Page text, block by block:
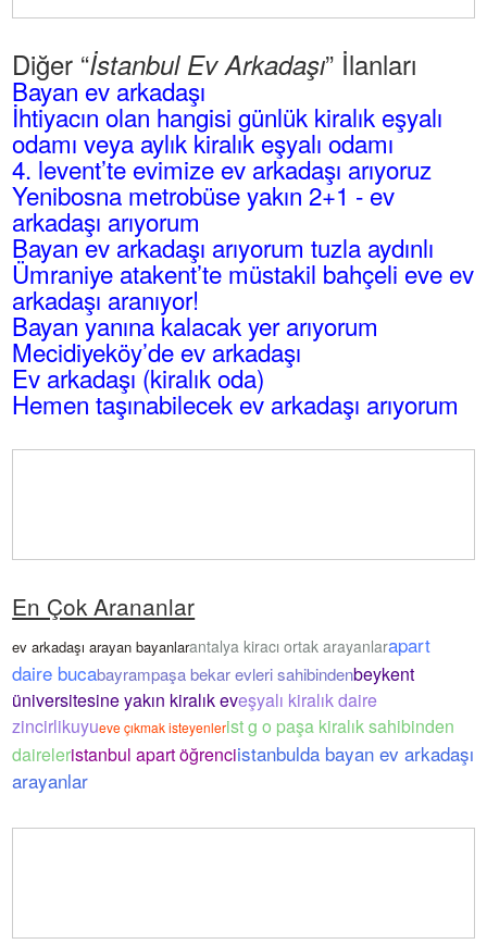
Diğer “İstanbul Ev Arkadaşı” İlanları
Bayan ev arkadaşı
İhtiyacın olan hangisi günlük kiralık eşyalı
odamı veya aylık kiralık eşyalı odamı
4. levent’te evimize ev arkadaşı arıyoruz
Yenibosna metrobüse yakın 2+1 - ev
arkadaşı arıyorum
Bayan ev arkadaşı arıyorum tuzla aydınlı
Ümraniye atakent’te müstakil bahçeli eve ev
arkadaşı aranıyor!
Bayan yanına kalacak yer arıyorum
Mecidiyeköy’de ev arkadaşı
Ev arkadaşı (kiralık oda)
Hemen taşınabilecek ev arkadaşı arıyorum
En Çok Arananlar
ev arkadaşı arayan bayanlarantalya kiracı ortak arayanlarapart
daire bucabayrampaşa bekar evleri sahibindenbeykent
üniversitesine yakın kiralık eveşyalı kiralık daire
zincirlikuyueve çıkmak isteyenlerist g o paşa kiralık sahibinden
daireleristanbul apart öğrenciistanbulda bayan ev arkadaşı
arayanlar